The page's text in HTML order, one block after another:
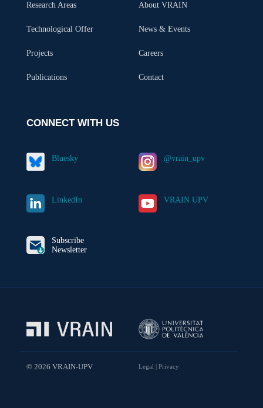
Research Areas
Technological Offer
Projects
Publications
About VRAIN
News & Events
Careers
Contact
CONNECT WITH US
Bluesky @vrain_upv
LinkedIn VRAIN UPV
Subscribe
Newsletter
© 2026 VRAIN-UPV Legal Privacy